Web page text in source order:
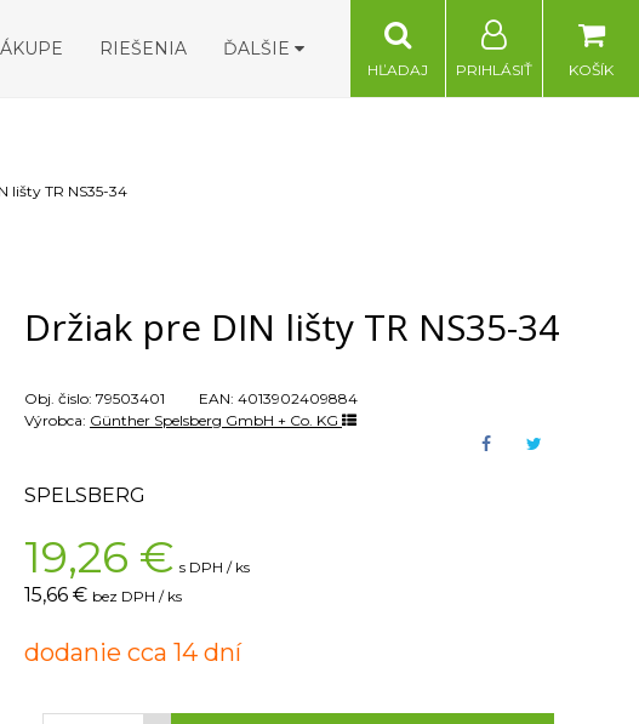
RIEŠENIA ĎALŠIE
KOŠÍK
PRIHLÁSIŤ
HĽADAJ
lišty TR NS35-34
Držiak pre DIN lišty TR NS35-34
Obj. čislo: 79503401 EAN: 4013902409884
Výrobca: Günther Spelsberg GmbH + Co. KG
SPELSBERG
19,26 € s DPH / ks
15,66 € bez DPH / ks
dodanie cca 14 dní